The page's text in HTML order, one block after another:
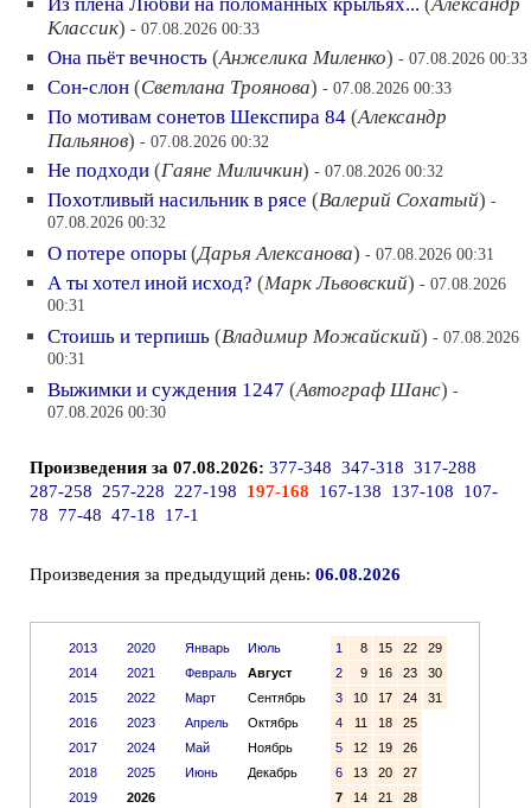
Классик) - 07.08.2026 00:33
Она пьёт вечность (Анжелика Миленко) - 07.08.2026 00:33
Сон-слон (Светлана Троянова) - 07.08.2026 00:33
По мотивам сонетов Шекспира 84 (Александр
Пальянов) - 07.08.2026 00:32
Не подходи (Гаяне Миличкин) - 07.08.2026 00:32
Похотливый насильник в рясе (Валерий Сохатый) -
07.08.2026 00:32
О потере опоры (Дарья Алексанова) - 07.08.2026 00:31
А ты хотел иной исход? (Марк Львовский) - 07.08.2026
00:31
Стоишь и терпишь (Владимир Можайский) - 07.08.2026
00:31
Выжимки и суждения 1247 (Автограф Шанс) -
07.08.2026 00:30
Произведения за 07.08.2026: 377-348 347-318 317-288
287-258
257-228 227-198 197-168 167-138 137-108
107-
78
77-48 47-18 17-1
Произведения за предыдущий день: 06.08.2026
2013
2014
2015
2016
2017
2018
2019
2020
2021
2022
2023
2024
2025
2026
Январь
Июль
Февраль
Август
Март
Сентябрь
Апрель
Октябрь
Май
Ноябрь
Июнь
Декабрь
1 8 15 22
29
2
9 16 23
30
3
10 17 24
31
4
11 18
25
5
12 19
26
6
13 20
27
7
14 21 28